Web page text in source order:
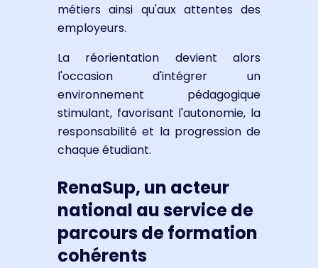
métiers ainsi qu'aux attentes des
employeurs.
La réorientation devient alors
l'occasion d'intégrer un
environnement pédagogique
stimulant, favorisant l'autonomie, la
responsabilité et la progression de
chaque étudiant.
RenaSup, un acteur
national au service de
parcours de formation
cohérents